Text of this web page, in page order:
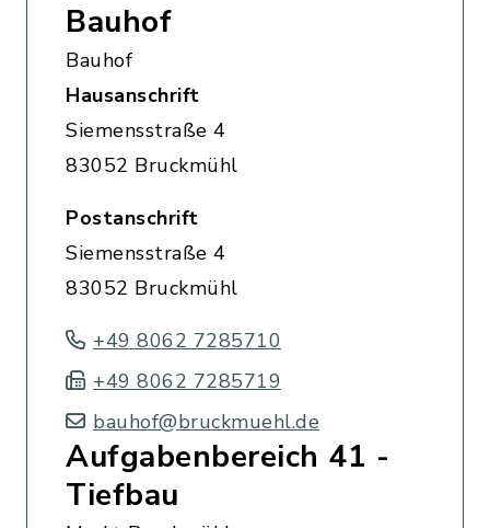
Bauhof
Bauhof
Hausanschrift
Siemensstraße 4
83052 Bruckmühl
Postanschrift
Siemensstraße 4
83052 Bruckmühl
+49 8062 7285710
+49 8062 7285719
bauhof@bruckmuehl.de
Aufgabenbereich 41 -
Tiefbau